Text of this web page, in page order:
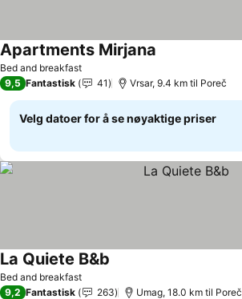
Bed and breakfast
Apartments Mirjana
9,5 Fantastisk 41 Vrsar, 9.4 km til Poreč
Velg datoer for å se nøyaktige priser
Bed and breakfast
La Quiete B&b
9,2 Fantastisk 263 Umag, 18.0 km til Poreč